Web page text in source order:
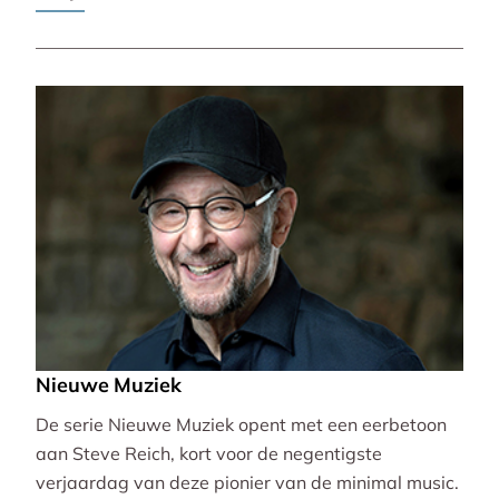
Nieuwe Muziek
De serie Nieuwe Muziek opent met een eerbetoon
aan Steve Reich, kort voor de negentigste
verjaardag van deze pionier van de minimal music.